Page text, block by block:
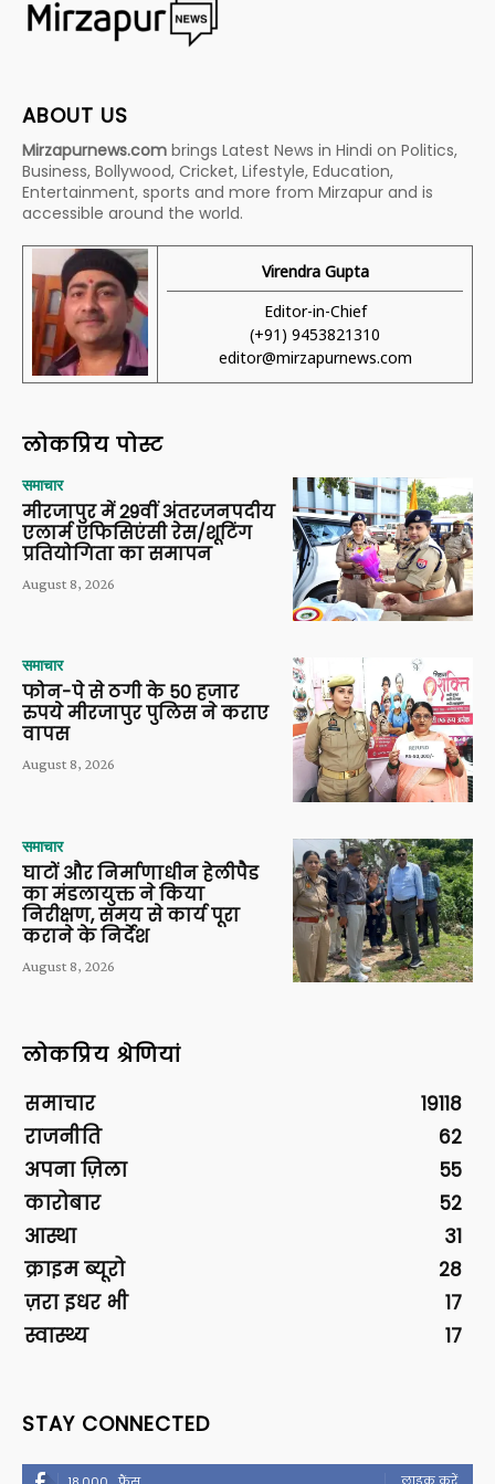
ABOUT US
Mirzapurnews.com brings Latest News in Hindi on Politics,
Business, Bollywood, Cricket, Lifestyle, Education,
Entertainment, sports and more from Mirzapur and is
accessible around the world.
Virendra Gupta
Editor-in-Chief
(+91) 9453821310
editor@mirzapurnews.com
लोकप्रिय पोस्ट
समाचार
मीरजापुर में 29वीं अंतरजनपदीय
एलार्म एफिसिएंसी रेस/शूटिंग
प्रतियोगिता का समापन
August 8, 2026
समाचार
फोन-पे से ठगी के 50 हजार
रुपये मीरजापुर पुलिस ने कराए
वापस
August 8, 2026
समाचार
घाटों और निर्माणाधीन हेलीपैड
का मंडलायुक्त ने किया
निरीक्षण, समय से कार्य पूरा
कराने के निर्देश
August 8, 2026
लोकप्रिय श्रेणियां
समाचार
19118
राजनीति
62
अपना ज़िला
55
कारोबार
52
आस्था
31
क्राइम ब्यूरो
28
ज़रा इधर भी
17
स्वास्थ्य
17
STAY CONNECTED